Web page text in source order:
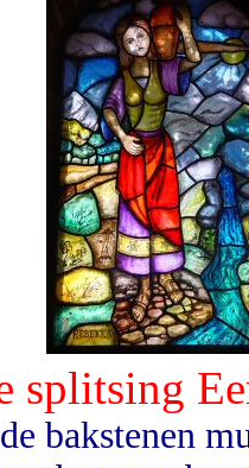
splitsing
bakstenen